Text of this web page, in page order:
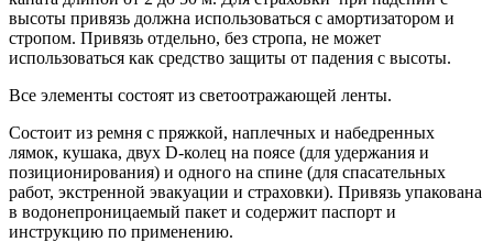
высоты привязь должна использоваться с амортизатором и
стропом. Привязь отдельно, без стропа, не может
использоваться как средство защиты от падения с высоты.
Все элементы состоят из светоотражающей ленты.
Состоит из ремня с пряжкой, наплечных и набедренных
лямок, кушака, двух D-колец на поясе (для удержания и
позиционирования) и одного на спине (для спасательных
работ, экстренной эвакуации и страховки). Привязь упакована
в водонепроницаемый пакет и содержит паспорт и
инструкцию по применению.